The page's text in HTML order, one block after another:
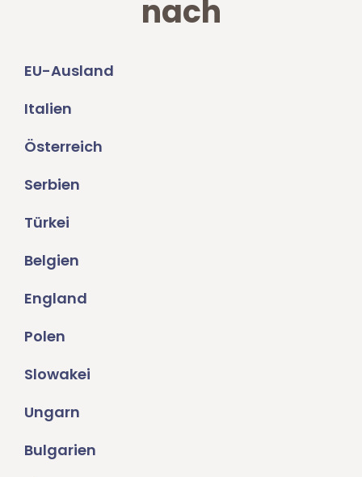
nach
EU-Ausland
Italien
Österreich
Serbien
Türkei
Belgien
England
Polen
Slowakei
Ungarn
Bulgarien